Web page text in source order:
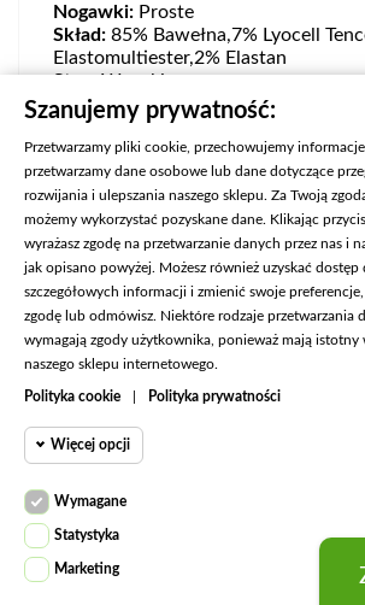
Nogawki: Proste
Skład: 85% Bawełna,7% Lyocell
Elastomultiester,2% Elastan
Stan:Wysoki
Zapięcie:Zamek
PRODUKTY
NASZA FIRMA
KONTO
Szanujemy prywatność:
Przetwarzamy pliki cookie, przechowujemy
przetwarzamy dane osobowe lub dane dotyczące
rozwijania i ulepszania naszego sklepu. Za Twoją
możemy wykorzystać pozyskane dane. Klikając
wyrażasz zgodę na przetwarzanie danych przez nas i
jak opisano powyżej. Możesz również uzyskać dostęp
szczegółowych informacji i zmienić swoje
zgodę lub odmówisz. Niektóre rodzaje przetwarzania
wymagają zgody użytkownika, ponieważ mają istotny
naszego sklepu internetowego.
Polityka cookie Polityka prywatności
Więcej opcji
Wymagane
Wymagane pliki
wymagane do
Cookie
Wymagane
Statystyka
Marketing
© 2026 - Fashion